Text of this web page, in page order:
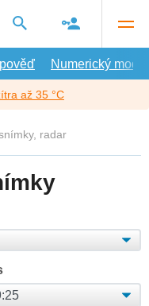
Numerický model
až 35 °C
radar